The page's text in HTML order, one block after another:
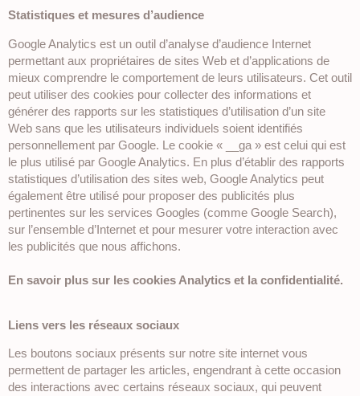
Statistiques et mesures d’audience
Google Analytics est un outil d’analyse d’audience Internet
permettant aux propriétaires de sites Web et d’applications de
mieux comprendre le comportement de leurs utilisateurs. Cet outil
peut utiliser des cookies pour collecter des informations et
générer des rapports sur les statistiques d’utilisation d’un site
Web sans que les utilisateurs individuels soient identifiés
personnellement par Google. Le cookie « __ga » est celui qui est
le plus utilisé par Google Analytics. En plus d’établir des rapports
statistiques d’utilisation des sites web, Google Analytics peut
également être utilisé pour proposer des publicités plus
pertinentes sur les services Googles (comme Google Search),
sur l’ensemble d’Internet et pour mesurer votre interaction avec
les publicités que nous affichons.
En savoir plus sur les cookies Analytics et la confidentialité.
Liens vers les réseaux sociaux
Les boutons sociaux présents sur notre site internet vous
permettent de partager les articles, engendrant à cette occasion
des interactions avec certains réseaux sociaux, qui peuvent